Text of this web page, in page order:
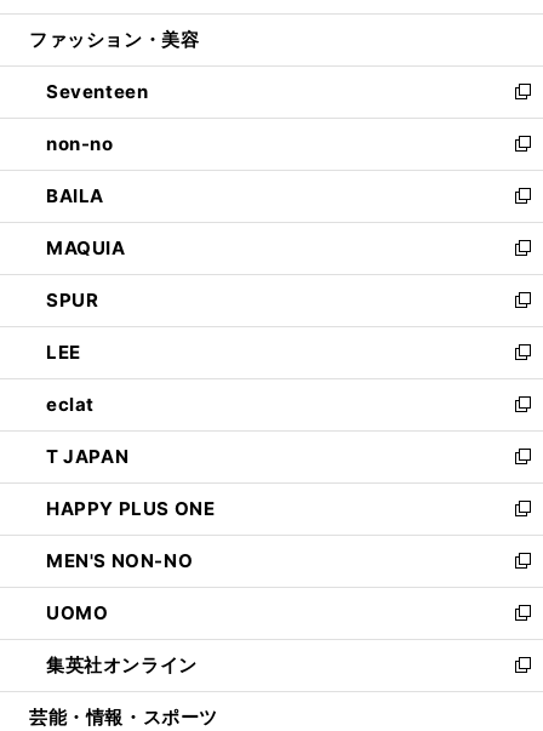
開
ウ
開
く
ン
ウ
で
開
く
ウ
ン
ド
ウ
で
開
く
ファッション・美容
Seventeen
新
し
い
ウ
ィ
ン
ド
ウ
で
開
く
non-no
新
し
い
ウ
ィ
ン
ド
ウ
で
開
く
BAILA
新
し
い
ウ
ィ
ン
ド
ウ
で
開
く
MAQUIA
新
し
い
ウ
ィ
ン
ド
ウ
で
開
く
SPUR
新
し
い
ウ
ィ
ン
ド
ウ
で
開
く
LEE
新
し
い
ウ
ィ
ン
ド
ウ
で
開
く
eclat
新
し
い
ウ
ィ
ン
ド
ウ
で
開
く
T JAPAN
新
し
い
ウ
ィ
ン
ド
ウ
で
開
HAPPY PLUS ONE
新
し
い
ウ
ィ
ン
ド
ウ
MEN'S NON-NO
新
し
い
ウ
ィ
ン
UOMO
新
し
い
ウ
集英社オンライン
新
し
芸能・情報・スポーツ